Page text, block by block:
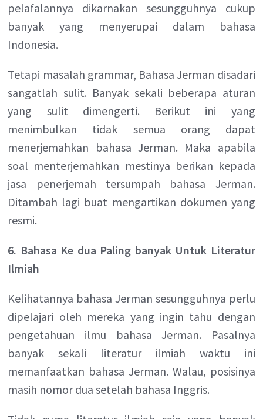
pelafalannya dikarnakan sesungguhnya cukup
banyak yang menyerupai dalam bahasa
Indonesia.
Tetapi masalah grammar, Bahasa Jerman disadari
sangatlah sulit. Banyak sekali beberapa aturan
yang sulit dimengerti. Berikut ini yang
menimbulkan tidak semua orang dapat
menerjemahkan bahasa Jerman. Maka apabila
soal menterjemahkan mestinya berikan kepada
jasa penerjemah tersumpah bahasa Jerman.
Ditambah lagi buat mengartikan dokumen yang
resmi.
6. Bahasa Ke dua Paling banyak Untuk Literatur
Ilmiah
Kelihatannya bahasa Jerman sesungguhnya perlu
dipelajari oleh mereka yang ingin tahu dengan
pengetahuan ilmu bahasa Jerman. Pasalnya
banyak sekali literatur ilmiah waktu ini
memanfaatkan bahasa Jerman. Walau, posisinya
masih nomor dua setelah bahasa Inggris.